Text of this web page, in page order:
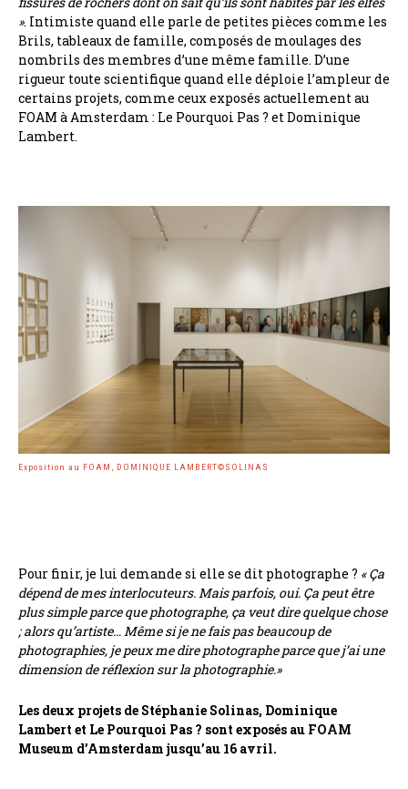
». Intimiste quand elle parle de petites pièces comme les
Brils, tableaux de famille, composés de moulages des
nombrils des membres d’une même famille. D’une
rigueur toute scientifique quand elle déploie l’ampleur de
certains projets, comme ceux exposés actuellement au
FOAM à Amsterdam : Le Pourquoi Pas ? et Dominique
Lambert.
Exposition au FOAM, DOMINIQUE LAMBERT©SOLINAS
Pour finir, je lui demande si elle se dit photographe ? « Ça
dépend de mes interlocuteurs. Mais parfois, oui. Ça peut être
plus simple parce que photographe, ça veut dire quelque chose
; alors qu’artiste… Même si je ne fais pas beaucoup de
photographies, je peux me dire photographe parce que j’ai une
dimension de réflexion sur la photographie.»
Les deux projets de Stéphanie Solinas, Dominique
Lambert et Le Pourquoi Pas ? sont exposés au FOAM
Museum d’Amsterdam jusqu’au 16 avril.